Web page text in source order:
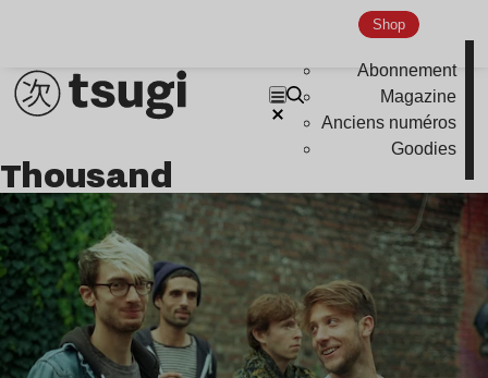
Shop
Abonnement
Magazine
Anciens numéros
Goodies
Thousand